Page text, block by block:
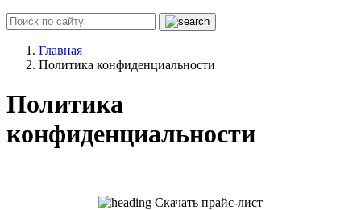
Главная
Политика конфиденциальности
Политика
конфиденциальности
Скачать прайс-лист